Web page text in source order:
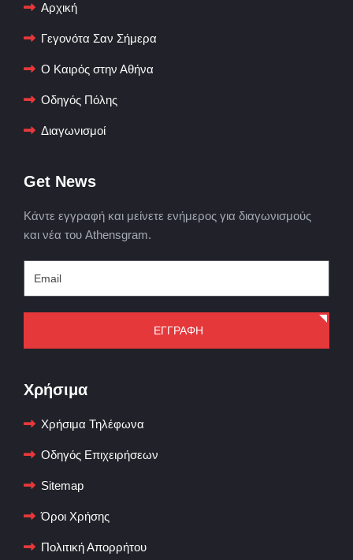
Αρχική
Γεγονότα Σαν Σήμερα
Ο Καιρός στην Αθήνα
Οδηγός Πόλης
Διαγωνισμοί
Get News
Κάντε εγγραφή και μείνετε ενήμερος για διαγωνισμούς
και νέα του Athensgram.
ΕΓΓΡΑΦΗ
Χρήσιμα
Χρήσιμα Τηλέφωνα
Οδηγός Επιχειρήσεων
Sitemap
Όροι Χρήσης
Πολιτική Απορρήτου